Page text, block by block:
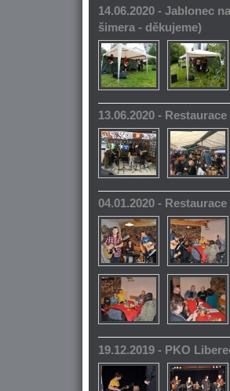
14.06.2020 - Jablonec
šimera - děkujeme)
13.06.2020 -
04.01.2020 -
19.12.2019 - PKO